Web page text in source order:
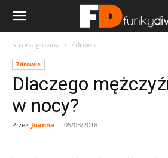
Strona główna Zdrowie
Zdrowie
Dlaczego
w nocy?
Przez Joanna - 05/03/2018